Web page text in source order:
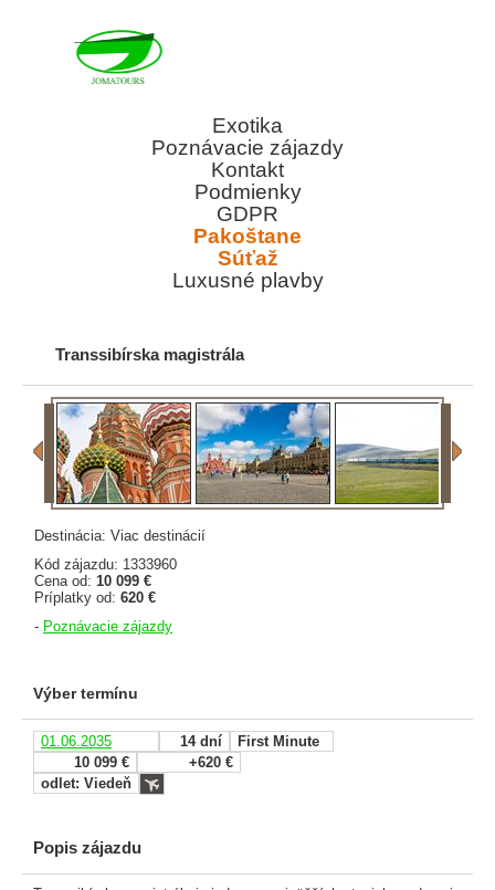
Exotika
Poznávacie zájazdy
Kontakt
Podmienky
GDPR
Pakoštane
Súťaž
Luxusné plavby
Transsibírska magistrála
Destinácia: Viac destinácií
Kód zájazdu: 1333960
Cena od: 10 099 €
Príplatky od: 620 €
- Poznávacie zájazdy
Výber termínu
01.06.2035 14 dní
First Minute
10 099 €
+620 €
odlet: Viedeň
Popis zájazdu